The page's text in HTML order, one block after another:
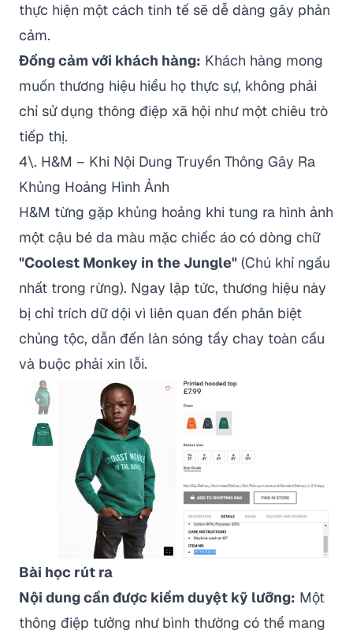
thực hiện một cách tinh tế sẽ dễ dàng gây phản
cảm.
Đồng cảm với khách hàng: Khách hàng mong
muốn thương hiệu hiểu họ thực sự, không phải
chỉ sử dụng thông điệp xã hội như một chiêu trò
tiếp thị.
4\. H&M – Khi Nội Dung Truyền Thông Gây Ra
Khủng Hoảng Hình Ảnh
H&M từng gặp khủng hoảng khi tung ra hình ảnh
một cậu bé da màu mặc chiếc áo có dòng chữ
"Coolest Monkey in the Jungle" (Chú khỉ ngầu
nhất trong rừng). Ngay lập tức, thương hiệu này
bị chỉ trích dữ dội vì liên quan đến phân biệt
chủng tộc, dẫn đến làn sóng tẩy chay toàn cầu
và buộc phải xin lỗi.
Bài học rút ra
Nội dung cần được kiểm duyệt kỹ lưỡng: Một
thông điệp tưởng như bình thường có thể mang